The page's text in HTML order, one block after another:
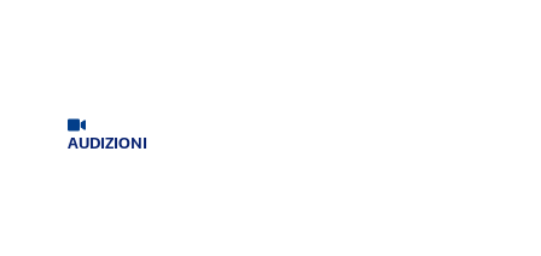
AUDIZIONI